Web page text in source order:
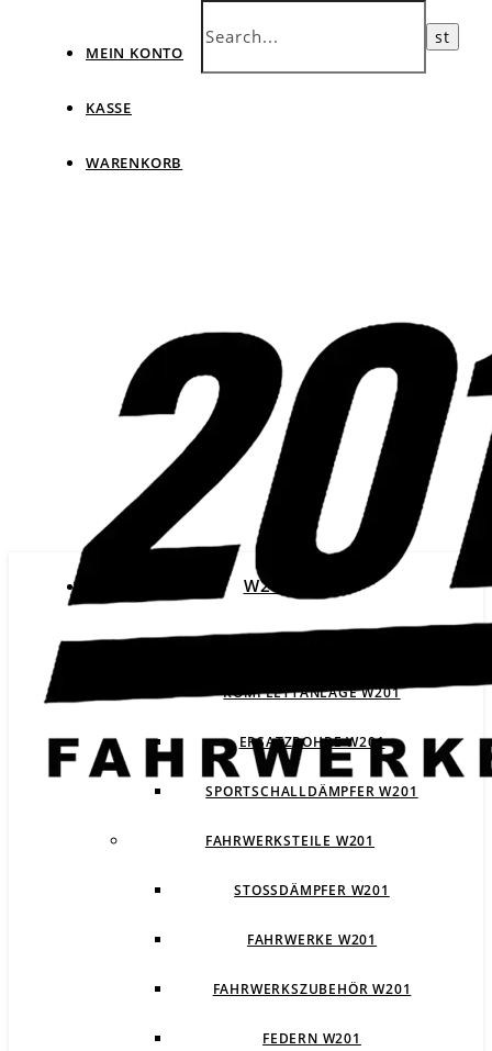
MEIN KONTO
KASSE
WARENKORB
W201
KOMPLETTANLAGE W201
ERSATZROHRE W201
SPORTSCHALLDÄMPFER W201
FAHRWERKSTEILE W201
STOSSDÄMPFER W201
FAHRWERKE W201
FAHRWERKSZUBEHÖR W201
FEDERN W201